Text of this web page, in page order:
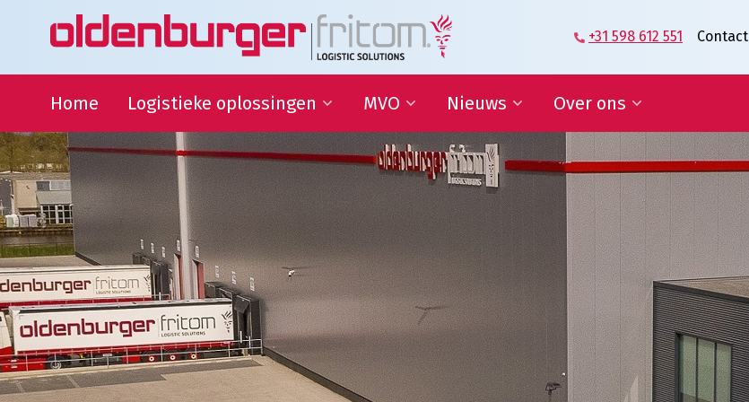
+31 598 612 551 Contact
Home Logistieke oplossingen
Transport
Warehousing
Supply Chain Management
Logistieke oplossingen
MVO
Duurzame
Ontwikkelingsdoelen
QHSE
Samenwerking onderwijs
Sportsponsoring en
partnerships
Goede doelen
Nieuws
Blog | Shaping the Future of
Logistics
Nieuwsbrief
In de media
Nieuws
Over ons
Directie en Management
Kennisorganisatie
Onze medewerkers
Partners over ons
Onze geschiedenis
Predicaat Hofleverancier
Awards Oldenburger|Fritom
Certificeringen